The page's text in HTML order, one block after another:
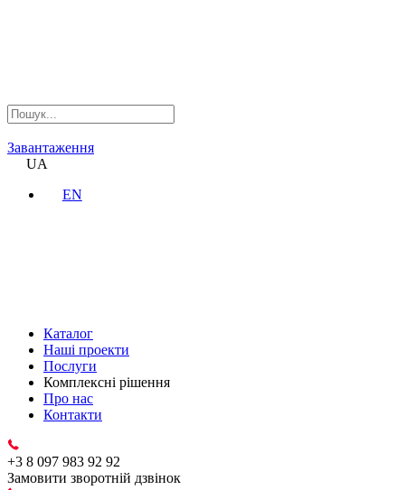
Завантаження
UA
EN
Каталог
Наші проекти
Послуги
Комплексні рішення
Про нас
Контакти
+3 8 097 983 92 92
Замовити зворотній дзвінок